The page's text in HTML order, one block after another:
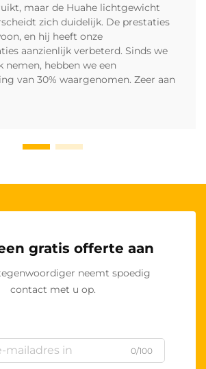
maar de Huahe lichtgewicht
zich duidelijk. De prestaties
en hij heeft onze
aanzienlijk verbeterd. Sinds we
nemen, hebben we een
van 30% waargenomen. Zeer aan
gratis offerte aan
neemt spoedig
contact met u op.
0/100